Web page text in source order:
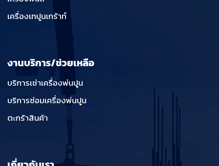
เครื่องเทปูนเกร้าท์
งานบริการ/ช่วยเหลือ
บริการเช่าเครื่องพ่นปูน
บริการซ่อมเครื่องพ่นปูน
ตะกร้าสินค้า